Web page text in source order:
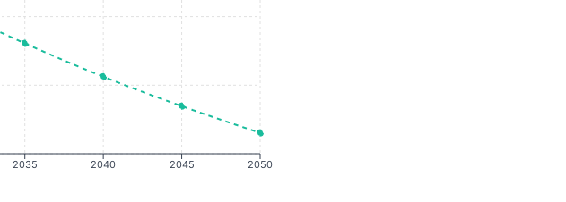
2035 2040 2045 2050